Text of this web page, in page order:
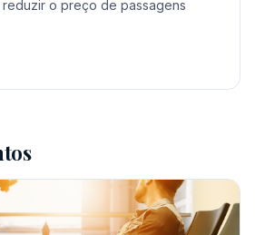
reduzir o preço de passagens